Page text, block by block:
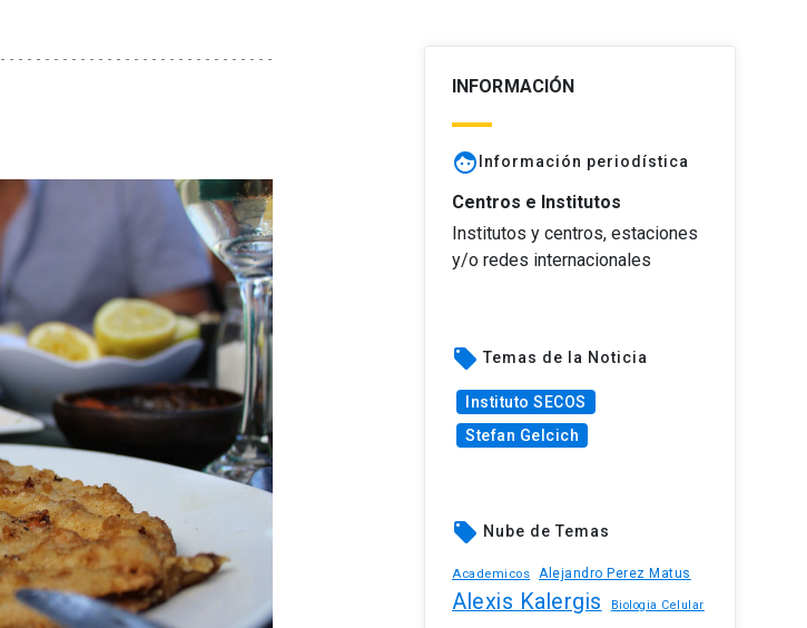
INFORMACIÓN
face Información periodística
Centros e Institutos
Institutos y centros, estaciones
y/o redes internacionales
local_offer Temas de la Noticia
Instituto SECOS
Stefan Gelcich
local_offer Nube de Temas
Academicos Alejandro Perez Matus
Alexis Kalergis
Biologia Celular